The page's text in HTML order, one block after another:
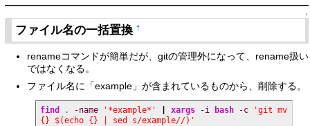
↑
ファイル名の一括置換†
renameコマンドが簡単だが、gitの管理外になって、rename扱い
ではなくなる。
ファイル名に「example」が含まれているものから、削除する。
find . -name '*example*' xargs -i bash -c
'git mv
{} $(echo {} | sed s/example//)'